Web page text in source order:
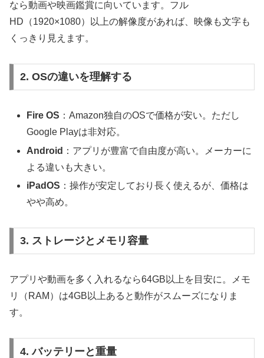
なら動画や映画鑑賞に向いています。フル
HD（1920×1080）以上の解像度があれば、映像も文字も
くっきり見えます。
2. OSの違いを理解する
Fire OS ：Amazon独自のOSで価格が安い。ただし
Google Playは非対応。
Android ：アプリが豊富で自由度が高い。メーカーに
よる違いも大きい。
iPadOS ：操作が安定しており長く使えるが、価格は
やや高め。
3. ストレージとメモリ容量
アプリや動画を多く入れるなら64GB以上を目安に。メモ
リ（RAM）は4GB以上あると動作がスムーズになりま
す。
4. バッテリーと重量